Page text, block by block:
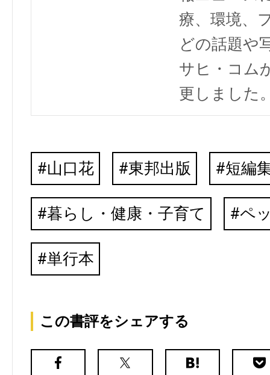
療、環境、
どの話題や
サヒ・コム
更しました
山口花 東邦出版 短編
暮らし・健康・子育て ペ
単行本
この書評をシェアする